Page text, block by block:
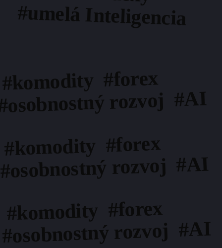
#umelá Inteligencia
#forex
rozvoj #AI
#forex
#osobnostný rozvoj #AI
#komodity #forex
#osobnostný rozvoj #AI